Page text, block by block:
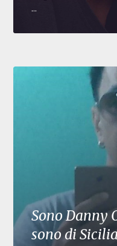
...
Sono Danny
sono di